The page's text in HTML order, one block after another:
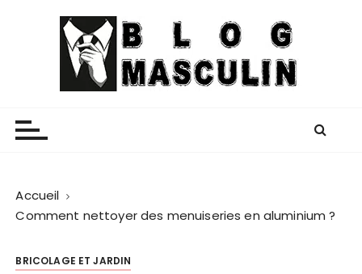
Accueil
Comment nettoyer des menuiseries en aluminium ?
BRICOLAGE ET JARDIN